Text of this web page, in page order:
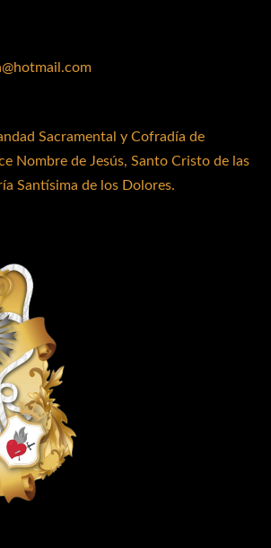
Sacramental y Cofradía de
Nombre de Jesús, Santo Cristo de las
Santísima de los Dolores.